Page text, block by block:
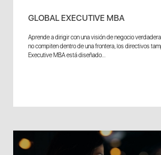
GLOBAL EXECUTIVE MBA
Aprende a dirigir con una visión de negocio
no compiten dentro de una frontera, los directivos
Executive MBA está diseñado...